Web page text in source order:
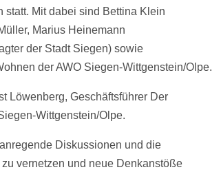
Mit dabei sind Bettina Klein
Marius Heinemann
der Stadt Siegen) sowie
der AWO Siegen-Wittgenstein/Olpe.
Löwenberg, Geschäftsführer Der
Wittgenstein/Olpe.
Diskussionen und die
vernetzen und neue Denkanstöße